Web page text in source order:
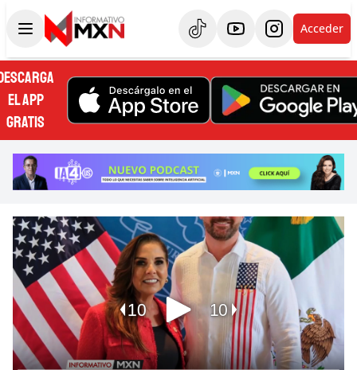
Acceder
EL APP
GRATIS